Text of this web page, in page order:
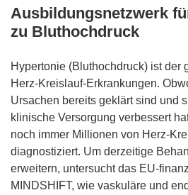
Ausbildungsnetzwerk
zu Bluthochdruck
Hypertonie (Bluthochdruck) ist der
Herz-Kreislauf-Erkrankungen.
Ursachen bereits geklärt sind und
klinische Versorgung verbessert
noch immer Millionen von Herz-
diagnostiziert. Um derzeitige
erweitern, untersucht das EU-
MINDSHIFT, wie vaskuläre und